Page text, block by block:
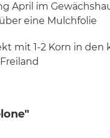
April im
eine Mulchfolie
mit 1-2 Korn in den